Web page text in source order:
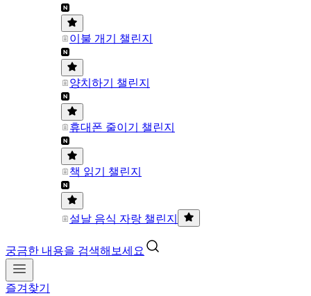
이불 개기 챌린지
양치하기 챌린지
휴대폰 줄이기 챌린지
책 읽기 챌린지
설날 음식 자랑 챌린지
궁금한 내용을 검색해보세요
즐겨찾기